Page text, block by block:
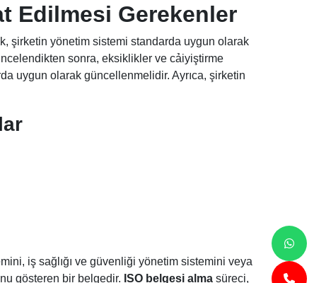
Edilmesi Gerekenler
şirketin yönetim sistemi standarda uygun olarak
sonra, eksiklikler ve cảiyiştirme
uygun olarak güncellenmelidir. Ayrıca, şirketin
iş sağlığı ve güvenliği yönetim sistemini veya
gösteren bir belgedir. ISO belgesi almasüreci,